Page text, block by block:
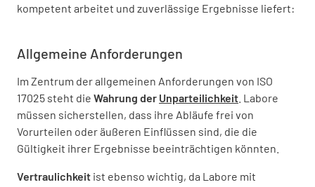
kompetent arbeitet und zuverlässige Ergebnisse liefert:
Allgemeine Anforderungen
Im Zentrum der allgemeinen Anforderungen von ISO
17025 steht die Wahrung der Unparteilichkeit . Labore
müssen sicherstellen, dass ihre Abläufe frei von
Vorurteilen oder äußeren Einflüssen sind, die die
Gültigkeit ihrer Ergebnisse beeinträchtigen könnten.
Vertraulichkeit ist ebenso wichtig, da Labore mit